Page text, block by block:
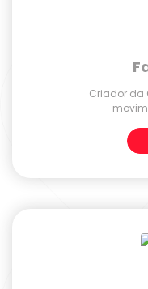
Criador da